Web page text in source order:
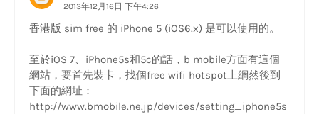
2013年12月16日 下午4:26
香港版 sim free 的 iPhone 5 (iOS6.x) 是可以使用的。
至於iOS 7、iPhone5s和5c的話，b mobile方面有這個
網站，要首先裝卡，找個free wifi hotspot上網然後到
下面的網址：
http://www.bmobile.ne.jp/devices/setting_iphone5s